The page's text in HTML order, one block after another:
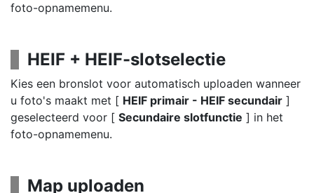
foto-opnamemenu.
HEIF + HEIF-slotselectie
Kies een bronslot voor automatisch uploaden wanneer
u foto's maakt met [ HEIF primair - HEIF secundair ]
geselecteerd voor [ Secundaire slotfunctie ] in het
foto-opnamemenu.
Map uploaden